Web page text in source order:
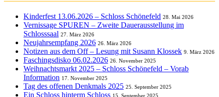
Kinderfest 13.06.2026 – Schloss Schönefeld 28. Mai 2026
Vernissage SPUREN – Zweite Dauerausstellung im
Schlosssaal 27. März 2026
Neujahrsempfang 2026 26. März 2026
Notizen aus dem Off – Lesung mit Susann Klossek 9. März 2026
Faschingsdisko 06.02.2026 26. November 2025
Weihnachtsmarkt 2025 – Schloss Schönefeld – Vorab
Information 17. November 2025
Tag des offenen Denkmals 2025 25. September 2025
Ein Schloss hinterm Schloss 15. September 2025